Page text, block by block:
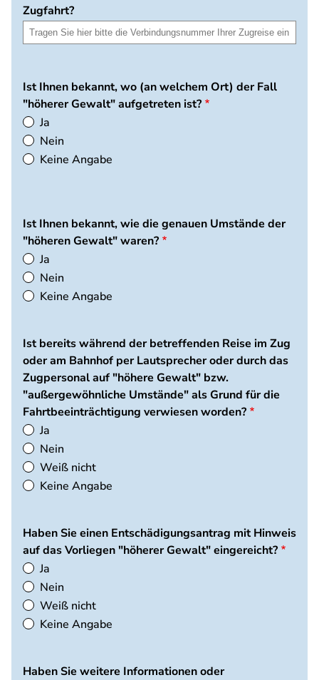
Zugfahrt?
Ist Ihnen bekannt, wo (an welchem Ort) der Fall
"höherer Gewalt" aufgetreten ist?
Ja
Nein
Keine Angabe
Ist Ihnen bekannt, wie die genauen Umstände der
"höheren Gewalt" waren?
Ja
Nein
Keine Angabe
Ist bereits während der betreffenden Reise im Zug
oder am Bahnhof per Lautsprecher oder durch das
Zugpersonal auf "höhere Gewalt" bzw.
"außergewöhnliche Umstände" als Grund für die
Fahrtbeeinträchtigung verwiesen worden?
Ja
Nein
Weiß nicht
Keine Angabe
Haben Sie einen Entschädigungsantrag mit Hinweis
auf das Vorliegen "höherer Gewalt" eingereicht?
Ja
Nein
Weiß nicht
Keine Angabe
Haben Sie weitere Informationen oder